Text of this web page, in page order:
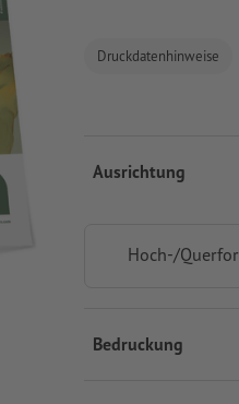
Druckdatenhinweise
Ausrichtung
Hoch-/
Bedruckung